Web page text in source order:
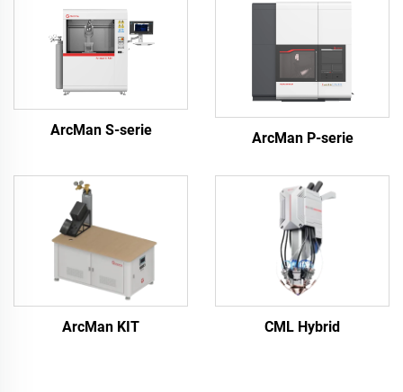
ArcMan S-serie ArcMan P-serie
ArcMan KIT CML Hybrid